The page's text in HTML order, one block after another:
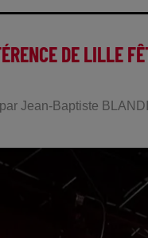
DE LILLE
Jean-Baptiste